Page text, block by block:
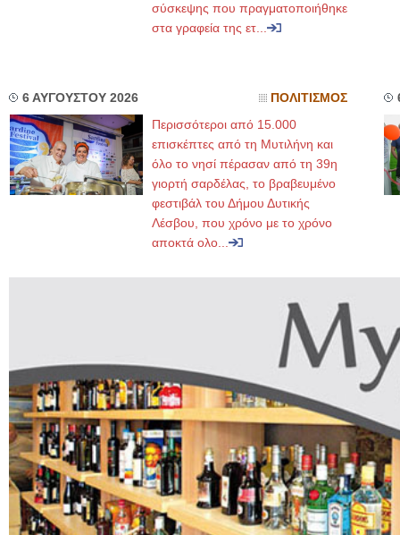
σύσκεψης που πραγματοποιήθηκε
στα γραφεία της ετ...
6 ΑΥΓΟΥΣΤΟΥ 2026 ΠΟΛΙΤΙΣΜΟΣ
Περισσότεροι από 15.000
επισκέπτες από τη Μυτιλήνη και
όλο το νησί πέρασαν από τη 39η
γιορτή σαρδέλας, το βραβευμένο
φεστιβάλ του Δήμου Δυτικής
Λέσβου, που χρόνο με το χρόνο
αποκτά ολο...